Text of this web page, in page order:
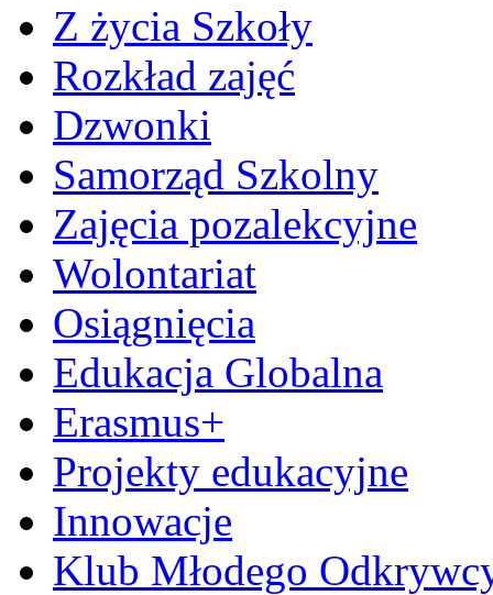
Z życia Szkoły
Rozkład zajęć
Dzwonki
Samorząd Szkolny
Zajęcia pozalekcyjne
Wolontariat
Osiągnięcia
Edukacja Globalna
Erasmus+
Projekty edukacyjne
Innowacje
Klub Młodego